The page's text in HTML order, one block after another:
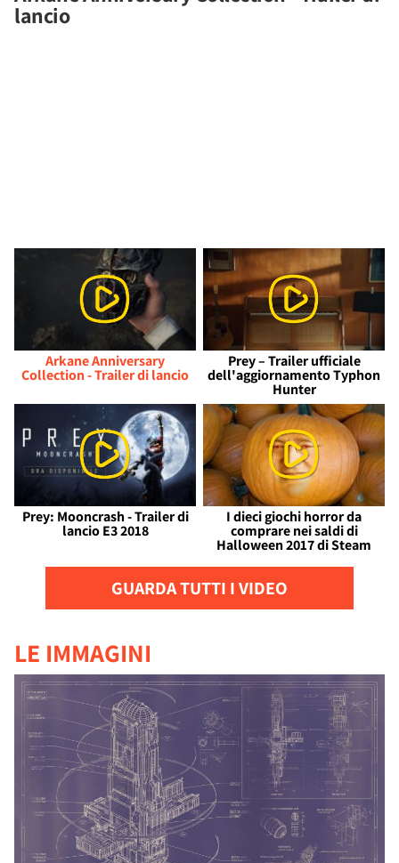
lancio
Arkane Anniversary
Collection - Trailer di lancio
Prey – Trailer ufficiale
dell'aggiornamento Typhon
Hunter
Prey: Mooncrash - Trailer di
lancio E3 2018
I dieci giochi horror da
comprare nei saldi di
Halloween 2017 di Steam
GUARDA TUTTI I VIDEO
LE IMMAGINI